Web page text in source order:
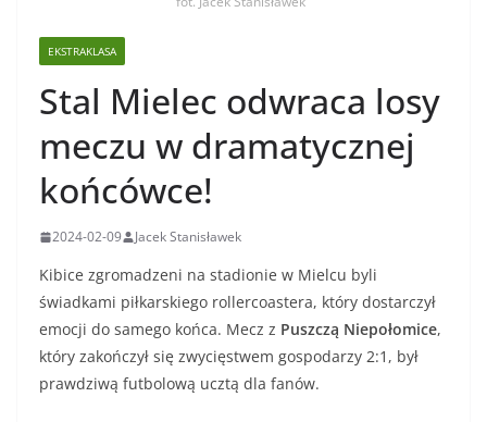
EKSTRAKLASA
Stal Mielec odwraca losy
meczu w dramatycznej
końcówce!
2024-02-09 Jacek Stanisławek
Kibice zgromadzeni na stadionie w Mielcu byli
świadkami piłkarskiego rollercoastera, który dostarczył
emocji do samego końca. Mecz z Puszczą Niepołomice,
który zakończył się zwycięstwem gospodarzy 2:1, był
prawdziwą futbolową ucztą dla fanów.